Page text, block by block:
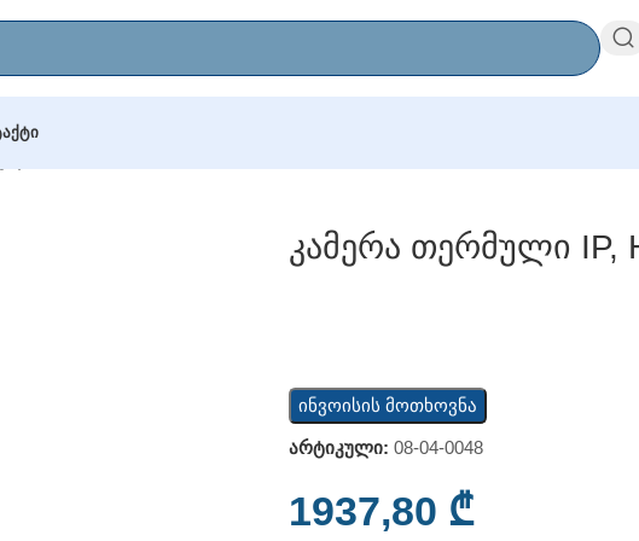
Კამერა Თერმული IP,
ინვოისის მოთხოვნა
არტიკული: 08-04-0048
1937,80 ₾